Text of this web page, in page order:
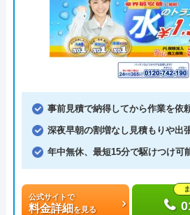
事前見積で納得してから作業を依
深夜早朝の割増なし見積もりや出
年中無休、最短15分で駆けつけ可
公式サイトで
料金詳細を見る